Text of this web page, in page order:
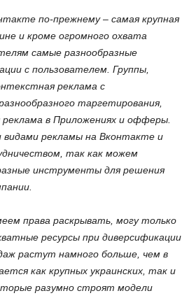
по-прежнему – самая крупная
и кроме огромного охвата
самые разнообразные
с пользователем. Группы,
реклама с
таргетирования,
в Приложениях и офферы.
рекламы на Вконтакте и
так как можем
инструменты для решения
права раскрывать, могу только
ресурсы при диверсификации
растут намного больше, чем в
как крупных украинских, так и
разумно строят модели